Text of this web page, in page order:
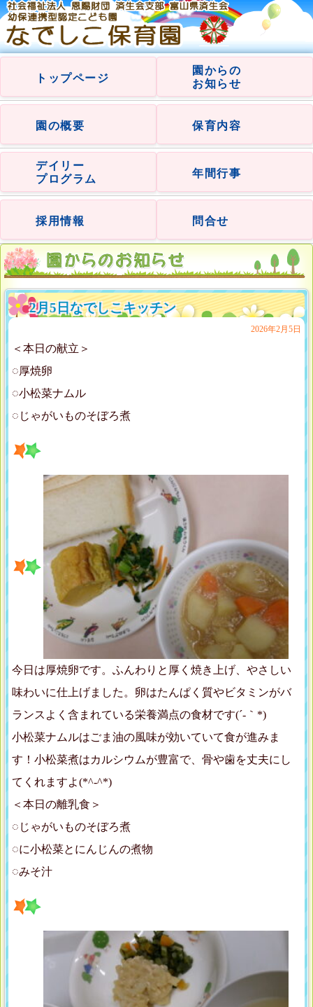
トップページ
園からの
お知らせ
園の概要 保育内容
デイリー
プログラム
年間行事
採用情報 問合せ
2月5日なでしこキッチン
2026年2月5日
＜本日の献立＞
◌厚焼卵
◌小松菜ナムル
◌じゃがいものそぼろ煮
今日は厚焼卵です。ふんわりと厚く焼き上げ、やさしい
味わいに仕上げました。卵はたんぱく質やビタミンがバ
ランスよく含まれている栄養満点の食材です(´-｀*)
小松菜ナムルはごま油の風味が効いていて食が進みま
す！小松菜煮はカルシウムが豊富で、骨や歯を丈夫にし
てくれますよ(*^-^*)
＜本日の離乳食＞
◌じゃがいものそぼろ煮
◌に小松菜とにんじんの煮物
◌みそ汁